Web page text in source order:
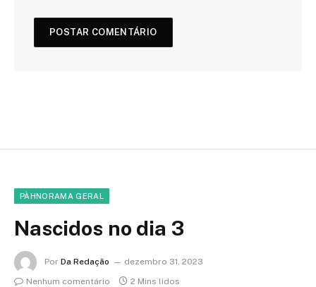
PÀHNORAMA GERAL
Nascidos no dia 3
Por Da Redação
dezembro 31, 2023
Nenhum comentário
2 Mins lidos